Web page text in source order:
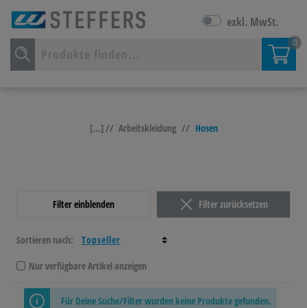
exkl. MwSt.
0
[...] // Arbeitskleidung // Hosen
Filter einblenden Filter zurücksetzen
Sortieren nach:
Nur verfügbare Artikel anzeigen
Für Deine Suche/Filter wurden keine Produkte gefunden.